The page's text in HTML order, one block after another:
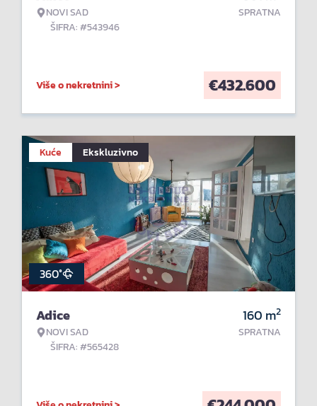
NOVI SAD
ŠIFRA: #543946
SPRATNA
Više o nekretnini > €432.600
Kuće Ekskluzivno
360°
Adice
NOVI SAD
ŠIFRA: #565428
160 m2
SPRATNA